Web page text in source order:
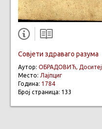
Совјети здраваго разума
Аутор: ОБРАДОВИЋ, Доситеј
Место: Лајпциг
Година: 1784
Број страница: 133